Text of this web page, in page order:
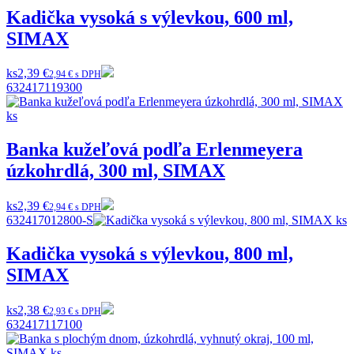
Kadička vysoká s výlevkou, 600 ml,
SIMAX
ks2,39 €2,94 € s DPH
632417119300
Banka kužeľová podľa Erlenmeyera
úzkohrdlá, 300 ml, SIMAX
ks2,39 €2,94 € s DPH
632417012800-S
Kadička vysoká s výlevkou, 800 ml,
SIMAX
ks2,38 €2,93 € s DPH
632417117100